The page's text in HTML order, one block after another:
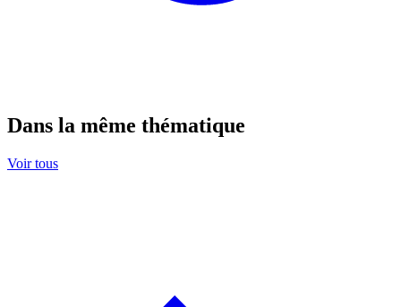
Dans la même thématique
Voir tous